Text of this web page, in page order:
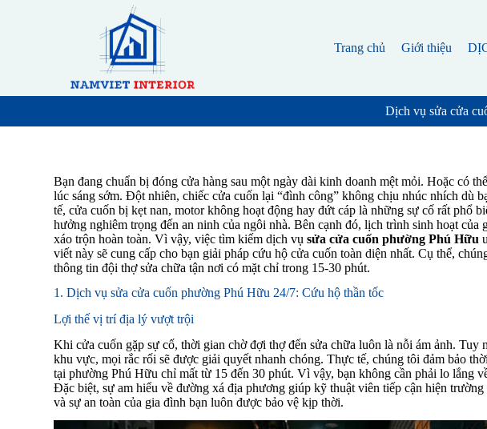
n
Trang chủ Giới thiệu
Dịch vụ sửa cửa
Bạn đang chuẩn bị đóng cửa hàng sau một ngày dài kinh doanh mệt mỏi. Hoặc có
lúc sáng sớm. Đột nhiên, chiếc cửa cuốn lại “đình công” không chịu nhúc nhích dù
tế, cửa cuốn bị kẹt nan, motor không hoạt động hay đứt cáp là những sự cố rất phổ
hưởng nghiêm trọng đến an ninh của ngôi nhà. Bên cạnh đó, lịch trình sinh hoạt của
xáo trộn hoàn toàn. Vì vậy, việc tìm kiếm dịch vụsửa cửa cuốn phường Phú Hữu
viết này sẽ cung cấp cho bạn giải pháp cứu hộ cửa cuốn toàn diện nhất. Cụ thể,
thông tin đội thợ sửa chữa tận nơi có mặt chỉ trong 15-30 phút.
1. Dịch vụ sửa cửa cuốn phường Phú Hữu 24/7: Cứu hộ thần tốc
Lợi thế vị trí địa lý vượt trội
Khi cửa cuốn gặp sự cố, thời gian chờ đợi thợ đến sửa chữa luôn là nỗi ám ảnh. Tuy
khu vực, mọi rắc rối sẽ được giải quyết nhanh chóng. Thực tế, chúng tôi đảm bảo
tại phường Phú Hữu chỉ mất từ 15 đến 30 phút. Vì vậy, bạn không cần phải lo lắng
Đặc biệt, sự am hiểu về đường xá địa phương giúp kỹ thuật viên tiếp cận hiện trường
và sự an toàn của gia đình bạn luôn được bảo vệ kịp thời.